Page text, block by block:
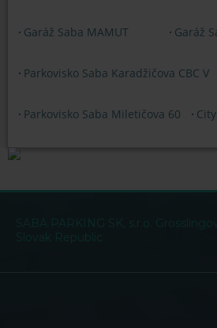
Garáž Saba MAMUT Garáž
Parkovisko Saba Karadžičova CBC V
Parkovisko Saba Miletičova 60
SABA PARKING SK, s.r.o.